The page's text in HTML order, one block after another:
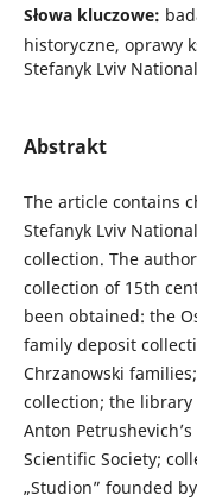
Słowa kluczowe:
historyczne, oprawy
Stefanyk Lviv
Abstrakt
The article contains
Stefanyk Lviv
collection. The
collection of 15th
been obtained: the
family deposit
Chrzanowski
collection; the library
Anton
Scientific Society;
„Studion” founded